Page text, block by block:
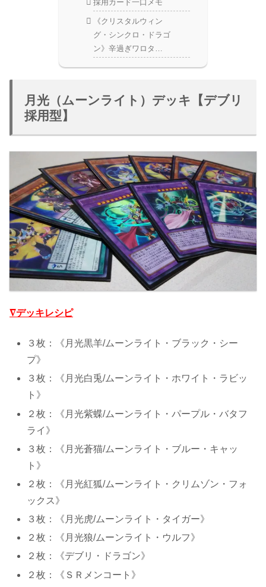
採用カード一口メモ
《クリスタルウィン
グ・シンクロ・ドラゴ
ン》辛過ぎワロタ…
月光（ムーンライト）デッキ【デブリ
採用型】
∇デッキレシピ
３枚：《月光黒羊/ムーンライト・ブラック・シー
プ》
３枚：《月光白兎/ムーンライト・ホワイト・ラビッ
ト》
２枚：《月光紫蝶/ムーンライト・パープル・バタフ
ライ》
３枚：《月光蒼猫/ムーンライト・ブルー・キャッ
ト》
２枚：《月光紅狐/ムーンライト・クリムゾン・フォ
ックス》
３枚：《月光虎/ムーンライト・タイガー》
２枚：《月光狼/ムーンライト・ウルフ》
２枚：《デブリ・ドラゴン》
２枚：《ＳＲメンコート》